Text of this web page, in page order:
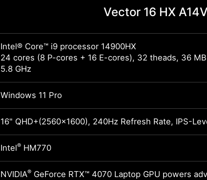
Vector 16 HX
Intel® Core™ i9 processor 14900HX
24 cores (8 P-cores + 16 E-cores), 32 theads, 36
5.8 GHz
Windows 11 Pro
16" QHD+(2560x1600), 240Hz Refresh Rate, IPS-
Intel® HM770
NVIDIA® GeForce RTX™ 4070 Laptop GPU powers